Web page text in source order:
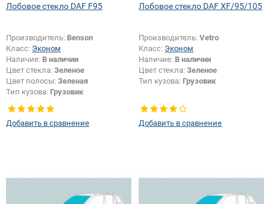
Лобовое стекло DAF F95
Производитель: Benson
Класс: Эконом
Наличие: В наличии
Цвет стекла: Зеленое
Цвет полосы: Зеленая
Тип кузова: Грузовик
Добавить в сравнение
Лобовое стекло DAF XF/95/105
Производитель:Vetro
Класс: Эконом
Наличие: В наличии
Цвет стекла:Зеленое
Тип кузова: Грузовик
Добавить в сравнение